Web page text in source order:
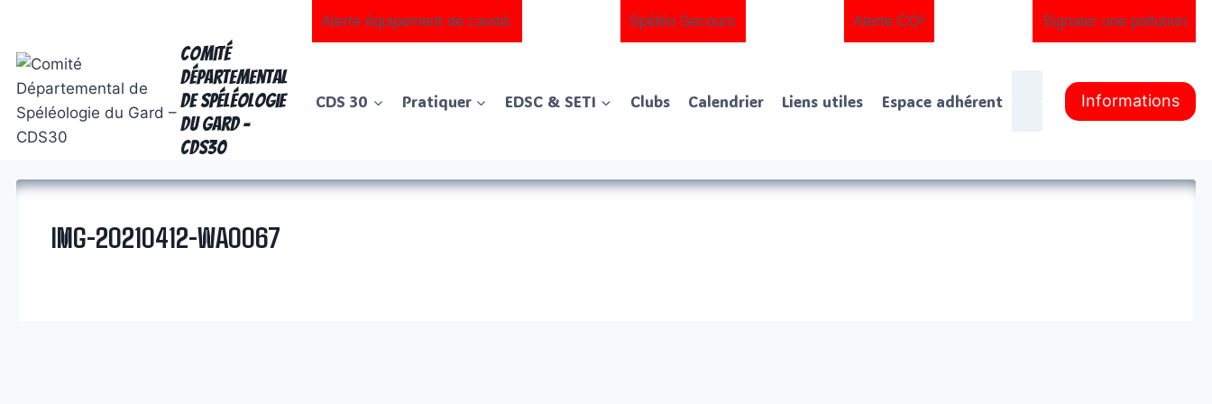
contenu
Alerte équipement de cavité. Spéléo Secours Alerte CO² Signaler une pollution
Comité
Départemental
de Spéléologie
du Gard -
CDS30
CDS 30 Pratiquer EDSC & SETI Clubs Calendrier Liens utiles Espace adhérent Informations
IMG-20210412-WA0067